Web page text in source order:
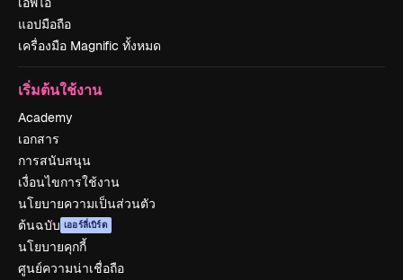
แอปมือถือ
เครื่องมือ Magnific ทั้งหมด
เริ่มต้นใช้งาน
Academy
เอกสาร
การสนับสนุน
เงื่อนไขการใช้งาน
นโยบายความเป็นส่วนตัว
ต้นฉบับ เออร์ลี่เบิร์ด
นโยบายคุกกี้
ศูนย์ความน่าเชื่อถือ